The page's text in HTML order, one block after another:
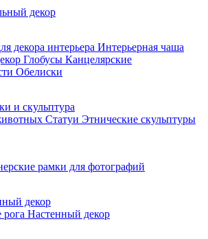
декор
декора интерьера Интерьерная чаша
Глобусы Канцелярские
Обелиски
и скульптура
Статуи Этнические скульптуры
рамки для фотографий
декор
рога Настенный декор